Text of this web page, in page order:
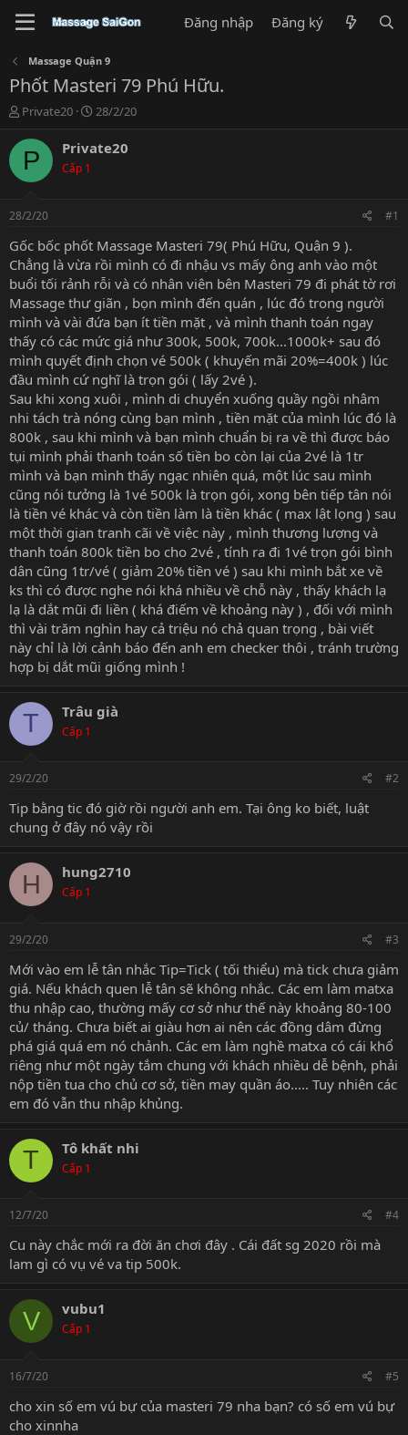
Đăng nhập Đăng ký
Massage Quận 9
Phốt Masteri 79 Phú Hữu.
T
r
a
s
t
a
t
e
r
Private20
N
à
28/2/20
P Private20
Cấp 1
28/2/20 #1
Gốc bốc phốt Massage Masteri 79( Phú Hữu, Quận 9 ).
Chẳng là vừa rồi mình có đi nhậu vs mấy ông anh vào một
buổi tối rảnh rỗi và có nhân viên bên Masteri 79 đi phát tờ rơi
Massage thư giãn , bọn mình đến quán , lúc đó trong người
mình và vài đứa bạn ít tiền mặt , và mình thanh toán ngay
thấy có các mức giá như 300k, 500k, 700k...1000k+ sau đó
mình quyết định chọn vé 500k ( khuyến mãi 20%=400k ) lúc
đầu mình cứ nghĩ là trọn gói ( lấy 2vé ).
Sau khi xong xuôi , mình di chuyển xuống quầy ngồi nhâm
nhi tách trà nóng cùng bạn mình , tiền mặt của mình lúc đó là
800k , sau khi mình và bạn mình chuẩn bị ra về thì được báo
tụi mình phải thanh toán số tiền bo còn lại của 2vé là 1tr
mình và bạn mình thấy ngạc nhiên quá, một lúc sau mình
cũng nói tưởng là 1vé 500k là trọn gói, xong bên tiếp tân nói
là tiền vé khác và còn tiền làm là tiền khác ( max lật lọng ) sau
một thời gian tranh cãi về việc này , mình thương lượng và
thanh toán 800k tiền bo cho 2vé , tính ra đi 1vé trọn gói bình
dân cũng 1tr/vé ( giảm 20% tiền vé ) sau khi mình bắt xe về
ks thì có được nghe nói khá nhiều về chỗ này , thấy khách lạ
lạ là dắt mũi đi liền ( khá điếm về khoảng này ) , đối với mình
thì vài trăm nghìn hay cả triệu nó chả quan trọng , bài viết
này chỉ là lời cảnh báo đến anh em checker thôi , tránh trường
hợp bị dắt mũi giống mình !
T Trâu già
Cấp 1
29/2/20 #2
Tip bằng tic đó giờ rồi người anh em. Tại ông ko biết, luật
chung ở đây nó vậy rồi
H hung2710
Cấp 1
29/2/20 #3
Mới vào em lễ tân nhắc Tip=Tick ( tối thiểu) mà tick chưa giảm
giá. Nếu khách quen lễ tân sẽ không nhắc. Các em làm matxa
thu nhập cao, thường mấy cơ sở như thế này khoảng 80-100
củ/ tháng. Chưa biết ai giàu hơn ai nên các đồng dâm đừng
phá giá quá em nó chảnh. Các em làm nghề matxa có cái khổ
riêng như một ngày tắm chung với khách nhiều dễ bệnh, phải
nộp tiền tua cho chủ cơ sở, tiền may quần áo..... Tuy nhiên các
em đó vẫn thu nhập khủng.
T Tô khất nhi
Cấp 1
12/7/20 #4
Cu này chắc mới ra đời ăn chơi đây . Cái đất sg 2020 rồi mà
lam gì có vụ vé va tip 500k.
V vubu1
Cấp 1
16/7/20 #5
cho xin số em vú bự của masteri 79 nha bạn? có số em vú bự
cho xinnha